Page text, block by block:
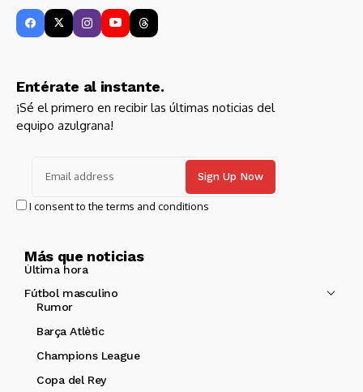
Entérate al instante.
¡Sé el primero en recibir las últimas noticias del
equipo azulgrana!
I consent to the terms and conditions
Más que noticias
Última hora
Fútbol masculino
Rumor
Barça Atlètic
Champions League
Copa del Rey